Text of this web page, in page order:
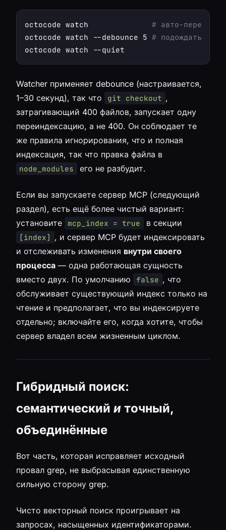
octocode watch # авто-
octocode watch --debounce 5 # подождать 5с
Watcher применяет debounce (настраивается,
1–30 секунд), так что
git checkout ,
затрагивающий 400 файлов, запускает одну
переиндексацию, а не 400. Он соблюдает те
же правила игнорирования, что и полная
индексация, так что правка файла в
node_modules его не разбудит.
Если вы запускаете сервер MCP (следующий
раздел), есть ещё более чистый вариант:
установите
mcp_index = true в секции
[index] , и сервер MCP будет индексировать
и отслеживать изменения внутри своего
процесса — одна работающая сущность
вместо двух. По умолчанию
false , что
обслуживает существующий индекс только на
чтение и предполагает, что вы индексируете
отдельно; включайте его, когда хотите, чтобы
сервер владел всем жизненным циклом.
Гибридный поиск:
семантический и точный,
объединённые
Вот часть, которая исправляет исходный
провал grep, не выбрасывая единственную
сильную сторону grep.
Чисто векторный поиск проигрывает на
запросах, насыщенных идентификаторами.